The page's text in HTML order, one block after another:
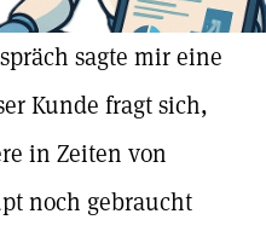
sagte mir eine
Kunde fragt sich,
in Zeiten von
noch gebraucht